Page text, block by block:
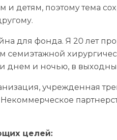
и детям, поэтому тема
для фонда. Я 20 лет
семиэтажной
днем и ночью, в
учрежденная
целей: